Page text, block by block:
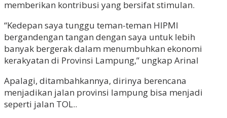
memberikan kontribusi yang bersifat stimulan.
“Kedepan saya tunggu teman-teman HIPMI
bergandengan tangan dengan saya untuk lebih
banyak bergerak dalam menumbuhkan ekonomi
kerakyatan di Provinsi Lampung,” ungkap Arinal
Apalagi, ditambahkannya, dirinya berencana
menjadikan jalan provinsi lampung bisa menjadi
seperti jalan TOL..